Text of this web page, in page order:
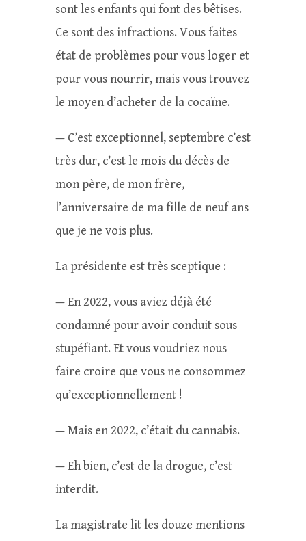
sont les enfants qui font des bêtises.
Ce sont des infractions. Vous faites
état de problèmes pour vous loger et
pour vous nourrir, mais vous trouvez
le moyen d’acheter de la cocaïne.
— C’est exceptionnel, septembre c’est
très dur, c’est le mois du décès de
mon père, de mon frère,
l’anniversaire de ma fille de neuf ans
que je ne vois plus.
La présidente est très sceptique :
— En 2022, vous aviez déjà été
condamné pour avoir conduit sous
stupéfiant. Et vous voudriez nous
faire croire que vous ne consommez
qu’exceptionnellement !
— Mais en 2022, c’était du cannabis.
— Eh bien, c’est de la drogue, c’est
interdit.
La magistrate lit les douze mentions